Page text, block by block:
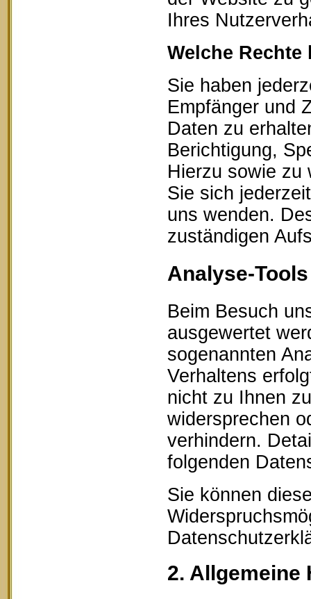
Ihres
Welche
Sie haben
Empfänger und
Daten zu
Berichtigung,
Hierzu sowie zu
Sie sich
uns wenden.
zuständigen
Analyse-
Beim Besuch
ausgewertet
sogenannten
Verhaltens
nicht zu Ihnen
widersprechen
verhindern.
folgenden
Sie können
2. Allgemeine